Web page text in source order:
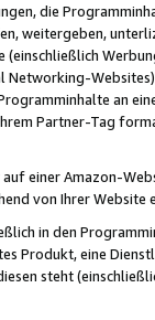
die
weitergeben,
(einschließlich
an
Partner-Tag
einer Amazon-
von Ihrer
in den
Produkt, eine
steht